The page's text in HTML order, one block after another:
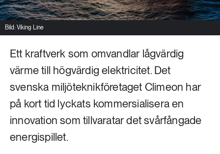
Transport
Vatten
612 ARTIKLAR
Mat & jordbruk
262 ARTIKLAR
Skog
Social hållbarhet
189 ARTIKLAR
Bild: Viking Line
Ett kraftverk som omvandlar lågvärdig
värme till högvärdig elektricitet. Det
svenska miljöteknikföretaget Climeon har
på kort tid lyckats kommersialisera en
innovation som tillvaratar det svårfångade
energispillet.